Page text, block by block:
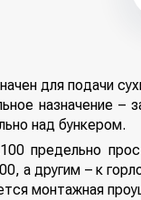
для подачи
назначение
над бункером.
предельно
а другим – к
монтажная